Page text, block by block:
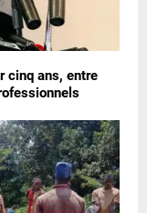
cinq ans, entre